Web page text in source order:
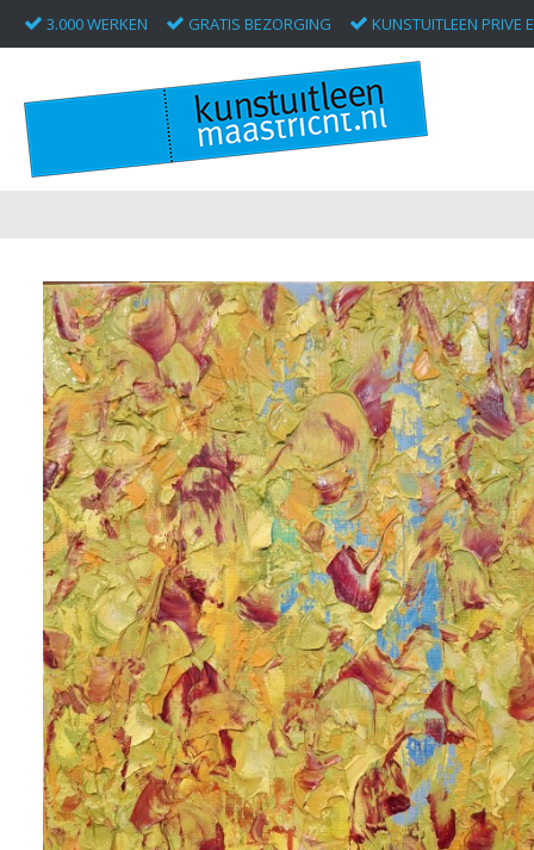
3.000 WERKEN GRATIS BEZORGING KUNSTUITLEEN PRIVE